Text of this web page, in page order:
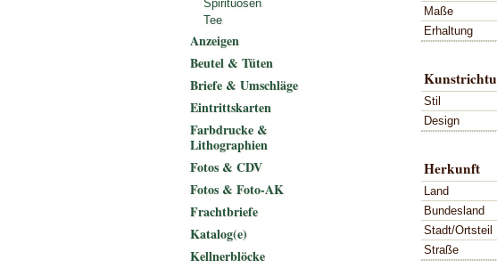
Maße
Erhaltung
Stil
Design
Herkunft
Land
Bundesland
Stadt/Ortsteil
Straße
Spirituosen
Tee
Anzeigen
Beutel & Tüten
Briefe & Umschläge
Eintrittskarten
Farbdrucke &
Lithographien
Fotos & CDV
Fotos & Foto-AK
Frachtbriefe
Katalog(e)
Kellnerblöcke